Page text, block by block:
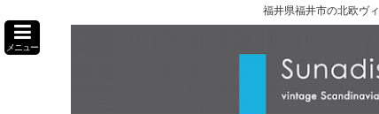
福井県福井市の北欧ヴ
メニュー